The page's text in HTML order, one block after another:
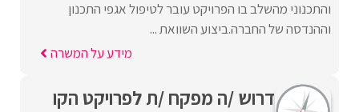
והתכנוני מהשלב בו הפרויקט עובר לטיפול אגפי התכנון
וההנדסה של החברה.ביצוע השוואת ...
מידע על המשרה
דרוש /ה מפקח /ת לפרויקט הקו